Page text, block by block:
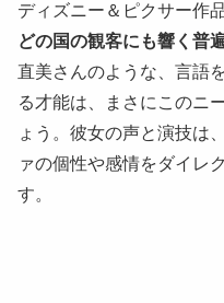
ディズニー＆ピクサー作
どの国の観客にも響く普
直美さんのような、言語
る才能は、まさにこのニ
ょう。彼女の声と演技は
ァの個性や感情をダイレ
す。